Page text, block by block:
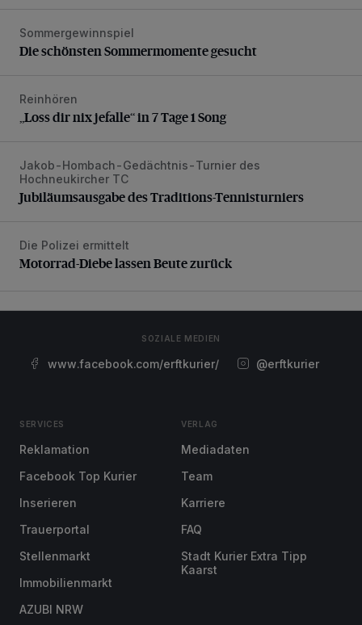
Die schönsten Sommermomente gesucht
Sommergewinnspiel
Die schönsten Sommermomente gesucht
„Loss dir nix jefalle“ in 7 Tage 1 Song
Reinhören
„Loss dir nix jefalle“ in 7 Tage 1 Song
Jubiläumsausgabe des Traditions-Tennisturniers
Jakob-Hombach-Gedächtnis-Turnier des
Hochneukircher TC
Jubiläumsausgabe des Traditions-Tennisturniers
Motorrad-Diebe lassen Beute zurück
Die Polizei ermittelt
Motorrad-Diebe lassen Beute zurück
SOZIALE MEDIEN
www.facebook.com/erftkurier/ @erftkurier
SERVICES
Reklamation
Facebook Top Kurier
Inserieren
Trauerportal
Stellenmarkt
Immobilienmarkt
AZUBI NRW
VERLAG
Mediadaten
Team
Karriere
FAQ
Stadt Kurier Extra Tipp
Kaarst